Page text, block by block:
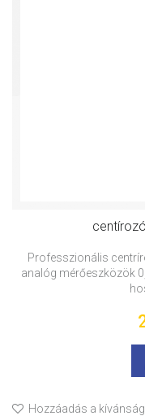
Professzionális
analóg mérőeszközök
Hozzáadás a